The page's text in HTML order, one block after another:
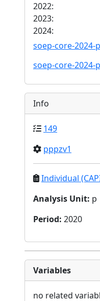
2022:
2023:
2024:
soep-core-2024-
soep-core-2024-
Info
149
pppzv1
Individual
Analysis Unit: p
Period: 2020
Variables
no related